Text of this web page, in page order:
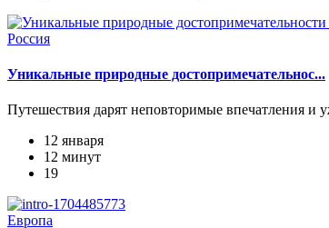
Россия
Уникальные природные достопримечательнос...
Путешествия дарят неповторимые впечатления и
12 января
12 минут
19
Европа